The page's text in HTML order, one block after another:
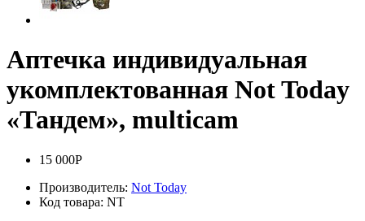
Аптечка индивидуальная
укомплектованная Not Today
«Тандем», multicam
15 000Р
Производитель: Not Today
Код товара: NT